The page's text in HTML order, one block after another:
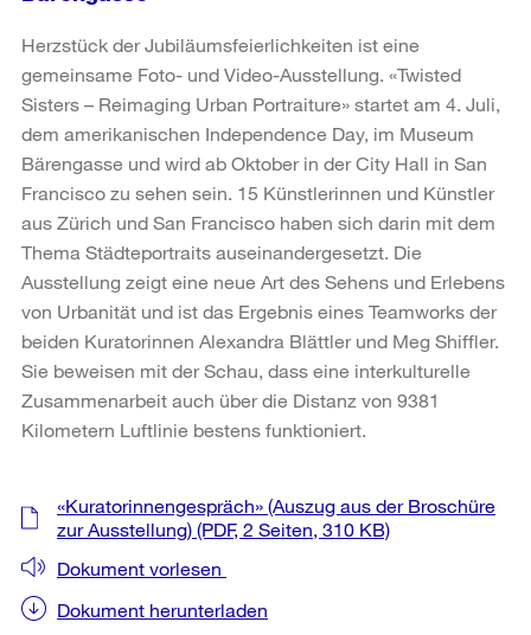
Herzstück der Jubiläumsfeierlichkeiten ist eine
gemeinsame Foto- und Video-Ausstellung. «Twisted
Sisters – Reimaging Urban Portraiture» startet am 4. Juli,
dem amerikanischen Independence Day, im Museum
Bärengasse und wird ab Oktober in der City Hall in San
Francisco zu sehen sein. 15 Künstlerinnen und Künstler
aus Zürich und San Francisco haben sich darin mit dem
Thema Städteportraits auseinandergesetzt. Die
Ausstellung zeigt eine neue Art des Sehens und Erlebens
von Urbanität und ist das Ergebnis eines Teamworks der
beiden Kuratorinnen Alexandra Blättler und Meg Shiffler.
Sie beweisen mit der Schau, dass eine interkulturelle
Zusammenarbeit auch über die Distanz von 9381
Kilometern Luftlinie bestens funktioniert.
Weitere
Informationen
«Kuratorinnengespräch» (Auszug aus der Broschüre
zur Ausstellung) (PDF, 2 Seiten, 310 KB)
Dokument vorlesen
Dokument herunterladen